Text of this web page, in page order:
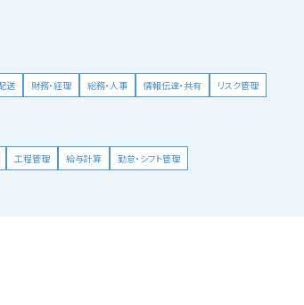
送 財務・経理 総務・人事 情報伝達・共有 リスク管理
工程管理 給与計算 勤怠・シフト管理